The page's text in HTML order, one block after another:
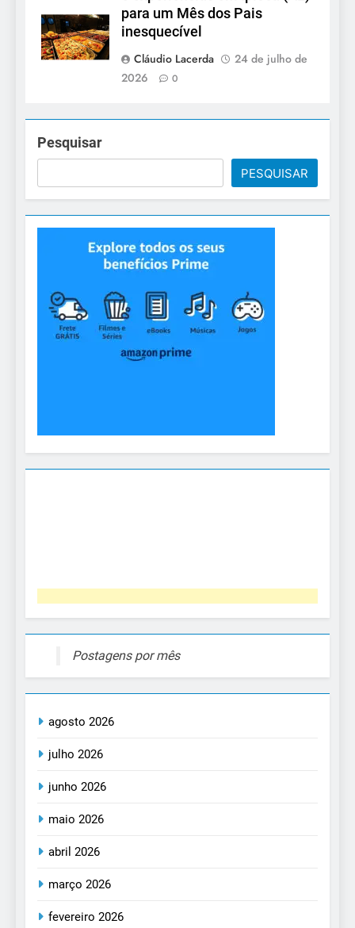
para um Mês dos Pais
inesquecível
Cláudio Lacerda
24 de julho de
2026
0
Pesquisar
PESQUISAR
Postagens por mês
agosto 2026
julho 2026
junho 2026
maio 2026
abril 2026
março 2026
fevereiro 2026